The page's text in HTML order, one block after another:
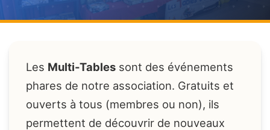
Les Multi-Tables sont des événements
phares de notre association. Gratuits et
ouverts à tous (membres ou non), ils
permettent de découvrir de nouveaux